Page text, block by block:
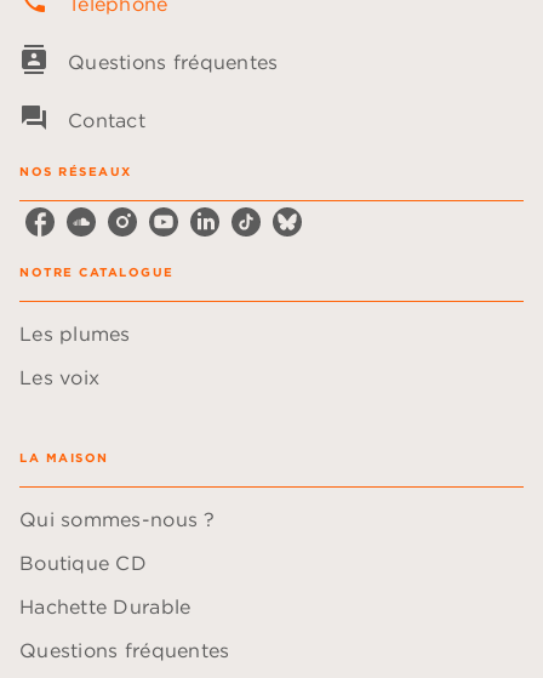
contacts Questions fréquentes
question_answer Contact
NOS RÉSEAUX
NOTRE CATALOGUE
Les plumes
Les voix
LA MAISON
Qui sommes-nous ?
Boutique CD
Hachette Durable
Questions fréquentes